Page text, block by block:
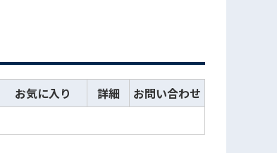
お気に入り 詳細
お問い合わせ